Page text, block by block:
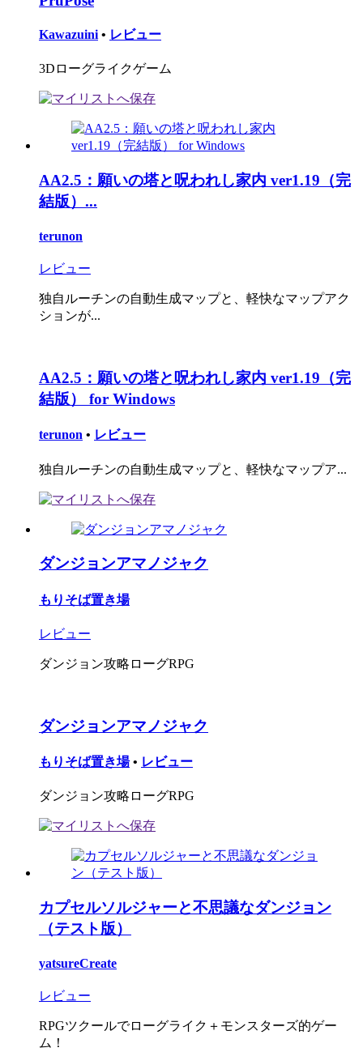
Kawazuini • レビュー
3Dローグライクゲーム
AA2.5：願いの塔と呪われし家内 ver1.19（完
結版）...
terunon
レビュー
独自ルーチンの自動生成マップと、軽快なマップアク
ションが...
AA2.5：願いの塔と呪われし家内 ver1.19（完
結版） for Windows
terunon • レビュー
独自ルーチンの自動生成マップと、軽快なマップア...
ダンジョンアマノジャク
もりそば置き場
レビュー
ダンジョン攻略ローグRPG
ダンジョンアマノジャク
もりそば置き場 • レビュー
ダンジョン攻略ローグRPG
カプセルソルジャーと不思議なダンジョン
（テスト版）
yatsureCreate
レビュー
RPGツクールでローグライク＋モンスターズ的ゲー
ム！